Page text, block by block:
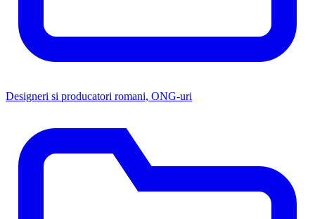
Designeri si producatori romani, ONG-uri